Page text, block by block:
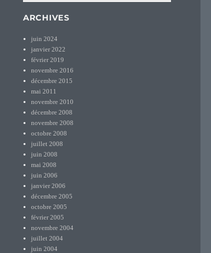
ARCHIVES
juin 2024
janvier 2022
février 2019
novembre 2016
décembre 2015
mai 2011
novembre 2010
décembre 2008
novembre 2008
octobre 2008
juillet 2008
juin 2008
mai 2008
juin 2006
janvier 2006
décembre 2005
octobre 2005
février 2005
novembre 2004
juillet 2004
juin 2004